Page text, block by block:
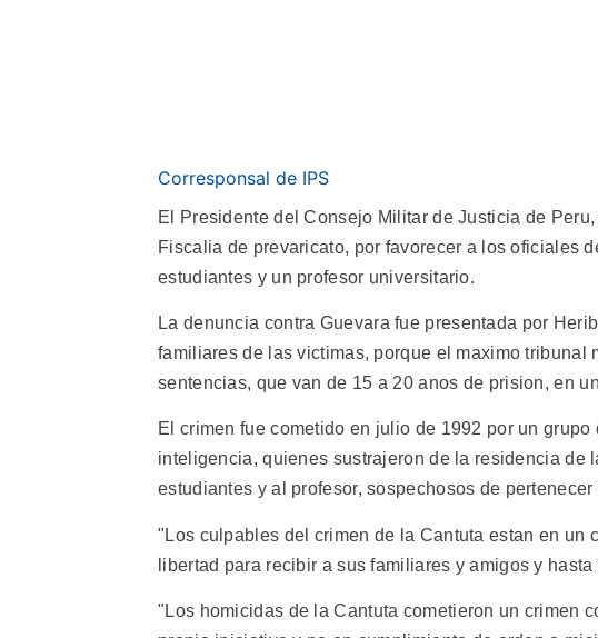
Corresponsal de IPS
El Presidente del Consejo Militar de Justicia de
Fiscalia de prevaricato, por favorecer a los oficiales
estudiantes y un profesor universitario.
La denuncia contra Guevara fue presentada por
familiares de las victimas, porque el maximo
sentencias, que van de 15 a 20 anos de prision, en
El crimen fue cometido en julio de 1992 por un
inteligencia, quienes sustrajeron de la residencia de
estudiantes y al profesor, sospechosos de
"Los culpables del crimen de la Cantuta estan en un
libertad para recibir a sus familiares y amigos y
"Los homicidas de la Cantuta cometieron un crimen